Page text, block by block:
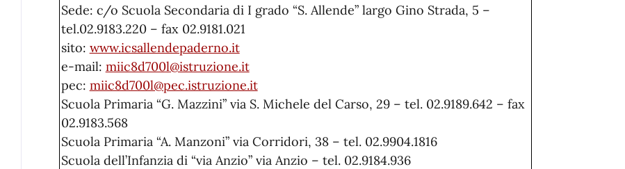
Sede: c/o Scuola Secondaria di I grado “S. Allende” largo Gino Strada, 5 –
tel.02.9183.220 – fax 02.9181.021
sito: www.icsallendepaderno.it
e-mail: miic8d700l@istruzione.it
pec: miic8d700l@pec.istruzione.it
Scuola Primaria “G. Mazzini” via S. Michele del Carso, 29 – tel. 02.9189.642 – fax
02.9183.568
Scuola Primaria “A. Manzoni” via Corridori, 38 – tel. 02.9904.1816
Scuola dell’Infanzia di “via Anzio” via Anzio – tel. 02.9184.936